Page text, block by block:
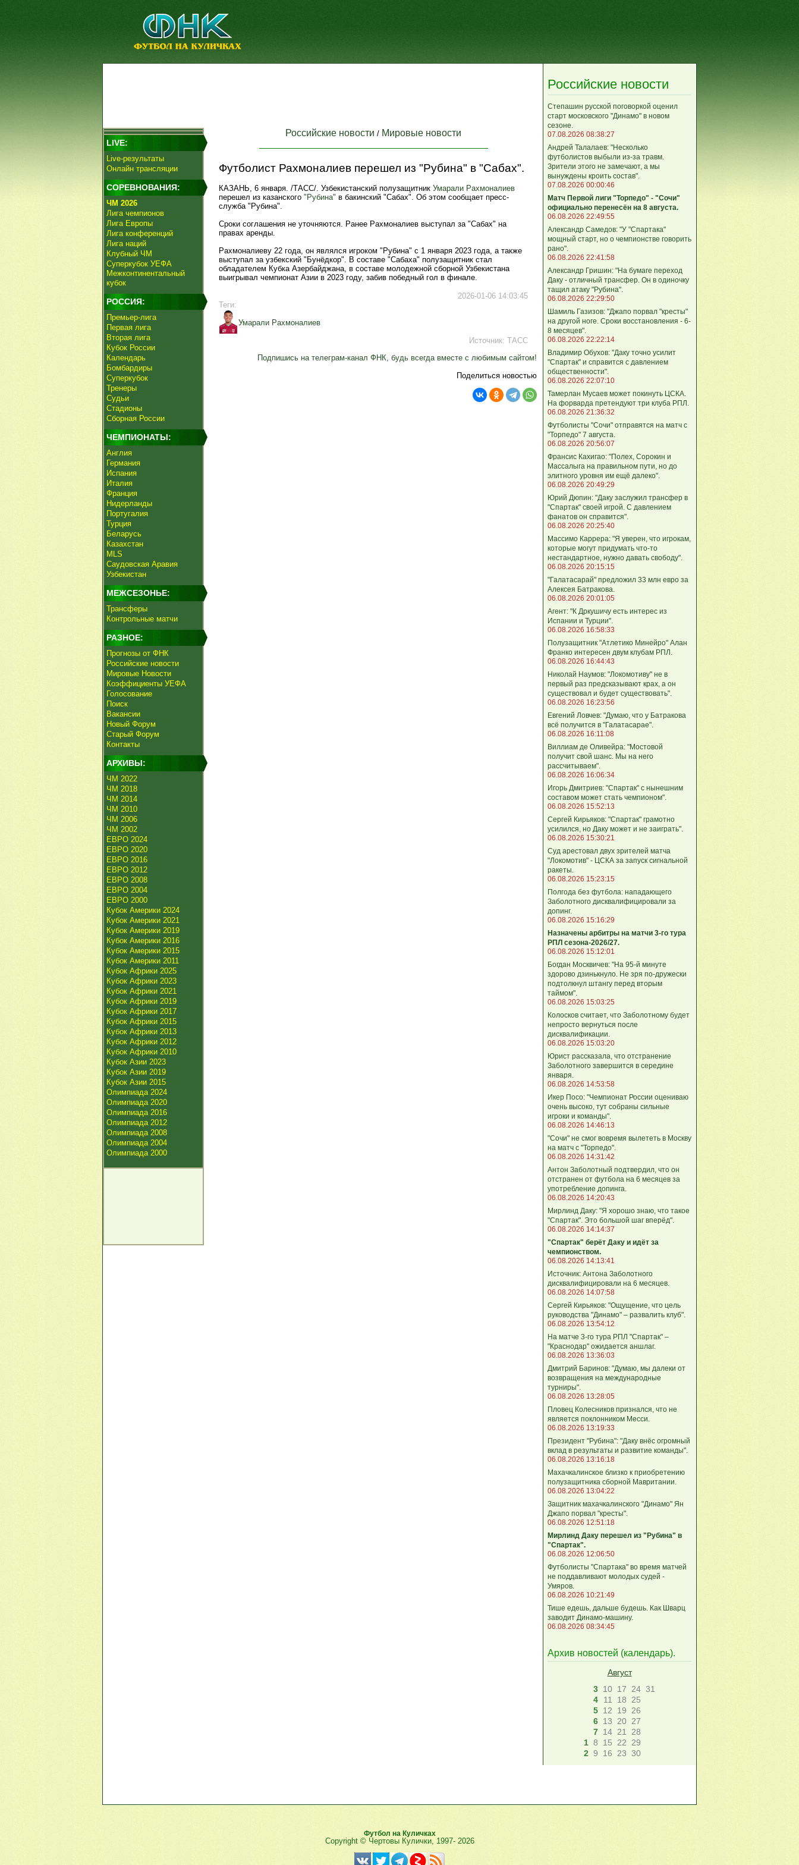
LIVE:
Live-результаты
Онлайн трансляции
СОРЕВНОВАНИЯ:
ЧМ 2026
Лига чемпионов
Лига Европы
Лига конференций
Лига наций
Клубный ЧМ
Суперкубок УЕФА
Межконтинентальный
кубок
РОССИЯ:
Премьер-лига
Первая лига
Вторая лига
Кубок России
Календарь
Бомбардиры
Суперкубок
Тренеры
Судьи
Стадионы
Сборная России
ЧЕМПИОНАТЫ:
Англия
Германия
Испания
Италия
Франция
Нидерланды
Португалия
Турция
Беларусь
Казахстан
MLS
Саудовская Аравия
Узбекистан
МЕЖСЕЗОНЬЕ:
Трансферы
Контрольные матчи
РАЗНОЕ:
Прогнозы от ФНК
Российские новости
Мировые Новости
Коэффициенты УЕФА
Голосование
Поиск
Вакансии
Новый Форум
Старый Форум
Контакты
АРХИВЫ:
ЧМ 2022
ЧМ 2018
ЧМ 2014
ЧМ 2010
ЧМ 2006
ЧМ 2002
ЕВРО 2024
ЕВРО 2020
ЕВРО 2016
ЕВРО 2012
ЕВРО 2008
ЕВРО 2004
ЕВРО 2000
Кубок Америки 2024
Кубок Америки 2021
Кубок Америки 2019
Кубок Америки 2016
Кубок Америки 2015
Кубок Америки 2011
Кубок Африки 2025
Кубок Африки 2023
Кубок Африки 2021
Кубок Африки 2019
Кубок Африки 2017
Кубок Африки 2015
Кубок Африки 2013
Кубок Африки 2012
Кубок Африки 2010
Кубок Азии 2023
Кубок Азии 2019
Кубок Азии 2015
Олимпиада 2024
Олимпиада 2020
Олимпиада 2016
Олимпиада 2012
Олимпиада 2008
Олимпиада 2004
Олимпиада 2000
Российские новости / Мировые новости
Футболист Рахмоналиев перешел из "Рубина" в "Сабах".
КАЗАНЬ, 6 января. /ТАСС/. Узбекистанский полузащитник Умарали Рахмоналиев
перешел из казанского "Рубина" в бакинский "Сабах". Об этом сообщает пресс-
служба "Рубина".
Сроки соглашения не уточняются. Ранее Рахмоналиев выступал за "Сабах" на
правах аренды.
Рахмоналиеву 22 года, он являлся игроком "Рубина" с 1 января 2023 года, а также
выступал за узбекский "Бунёдкор". В составе "Сабаха" полузащитник стал
обладателем Кубка Азербайджана, в составе молодежной сборной Узбекистана
выигрывал чемпионат Азии в 2023 году, забив победный гол в финале.
2026-01-06 14:03:45
Теги:
Умарали Рахмоналиев
Источник: ТАСС
Подпишись на телеграм-канал ФНК, будь всегда вместе с любимым сайтом!
Поделиться новостью
Российские новости
Степашин русской поговоркой оценил
старт московского "Динамо" в новом
сезоне.
07.08.2026 08:38:27
Андрей Талалаев: "Несколько
футболистов выбыли из-за травм.
Зрители этого не замечают, а мы
вынуждены кроить состав".
07.08.2026 00:00:46
Матч Первой лиги "Торпедо" - "Сочи"
официально перенесён на 8 августа.
06.08.2026 22:49:55
Александр Самедов: "У "Спартака"
мощный старт, но о чемпионстве говорить
рано".
06.08.2026 22:41:58
Александр Гришин: "На бумаге переход
Даку - отличный трансфер. Он в одиночку
тащил атаку "Рубина".
06.08.2026 22:29:50
Шамиль Газизов: "Джапо порвал "кресты"
на другой ноге. Сроки восстановления - 6-
8 месяцев".
06.08.2026 22:22:14
Владимир Обухов: "Даку точно усилит
"Спартак" и справится с давлением
общественности".
06.08.2026 22:07:10
Тамерлан Мусаев может покинуть ЦСКА.
На форварда претендуют три клуба РПЛ.
06.08.2026 21:36:32
Футболисты "Сочи" отправятся на матч с
"Торпедо" 7 августа.
06.08.2026 20:56:07
Франсис Кахигао: "Полех, Сорокин и
Массалыга на правильном пути, но до
элитного уровня им ещё далеко".
06.08.2026 20:49:29
Юрий Дюпин: "Даку заслужил трансфер в
"Спартак" своей игрой. С давлением
фанатов он справится".
06.08.2026 20:25:40
Массимо Каррера: "Я уверен, что игрокам,
которые могут придумать что-то
нестандартное, нужно давать свободу".
06.08.2026 20:15:15
"Галатасарай" предложил 33 млн евро за
Алексея Батракова.
06.08.2026 20:01:05
Агент: "К Дркушичу есть интерес из
Испании и Турции".
06.08.2026 16:58:33
Полузащитник "Атлетико Минейро" Алан
Франко интересен двум клубам РПЛ.
06.08.2026 16:44:43
Николай Наумов: "Локомотиву" не в
первый раз предсказывают крах, а он
существовал и будет существовать".
06.08.2026 16:23:56
Евгений Ловчев: "Думаю, что у Батракова
всё получится в "Галатасарае".
06.08.2026 16:11:08
Виллиам де Оливейра: "Мостовой
получит свой шанс. Мы на него
рассчитываем".
06.08.2026 16:06:34
Игорь Дмитриев: "Спартак" с нынешним
составом может стать чемпионом".
06.08.2026 15:52:13
Сергей Кирьяков: "Спартак" грамотно
усилился, но Даку может и не заиграть".
06.08.2026 15:30:21
Суд арестовал двух зрителей матча
"Локомотив" - ЦСКА за запуск сигнальной
ракеты.
06.08.2026 15:23:15
Полгода без футбола: нападающего
Заболотного дисквалифицировали за
допинг.
06.08.2026 15:16:29
Назначены арбитры на матчи 3-го тура
РПЛ сезона-2026/27.
06.08.2026 15:12:01
Богдан Москвичев: "На 95‑й минуте
здорово дзинькнуло. Не зря по‑дружески
подтолкнул штангу перед вторым
таймом".
06.08.2026 15:03:25
Колосков считает, что Заболотному будет
непросто вернуться после
дисквалификации.
06.08.2026 15:03:20
Юрист рассказала, что отстранение
Заболотного завершится в середине
января.
06.08.2026 14:53:58
Икер Посо: "Чемпионат России оцениваю
очень высоко, тут собраны сильные
игроки и команды".
06.08.2026 14:46:13
"Сочи" не смог вовремя вылететь в Москву
на матч с "Торпедо".
06.08.2026 14:31:42
Антон Заболотный подтвердил, что он
отстранен от футбола на 6 месяцев за
употребление допинга.
06.08.2026 14:20:43
Мирлинд Даку: "Я хорошо знаю, что такое
"Спартак". Это большой шаг вперёд".
06.08.2026 14:14:37
"Спартак" берёт Даку и идёт за
чемпионством.
06.08.2026 14:13:41
Источник: Антона Заболотного
дисквалифицировали на 6 месяцев.
06.08.2026 14:07:58
Сергей Кирьяков: "Ощущение, что цель
руководства "Динамо" – развалить клуб".
06.08.2026 13:54:12
На матче 3-го тура РПЛ "Спартак" –
"Краснодар" ожидается аншлаг.
06.08.2026 13:36:03
Дмитрий Баринов: "Думаю, мы далеки от
возвращения на международные
турниры".
06.08.2026 13:28:05
Пловец Колесников признался, что не
является поклонником Месси.
06.08.2026 13:19:33
Президент "Рубина": "Даку внёс огромный
вклад в результаты и развитие команды".
06.08.2026 13:16:18
Махачкалинское близко к приобретению
полузащитника сборной Мавритании.
06.08.2026 13:04:22
Защитник махачкалинского "Динамо" Ян
Джапо порвал "кресты".
06.08.2026 12:51:18
Мирлинд Даку перешел из "Рубина" в
"Спартак".
06.08.2026 12:06:50
Футболисты "Спартака" во время матчей
не поддавливают молодых судей -
Умяров.
06.08.2026 10:21:49
Тише едешь, дальше будешь. Как Шварц
заводит Динамо-машину.
06.08.2026 08:34:45
Архив новостей (календарь).
Август
3 10 17 24 31
4
11 18
25
5 12 19
26
6 13 20 27
7 14 21
28
1 8 15 22
29
2 9 16 23 30
Футбол на Куличках
Copyright © Чертовы Кулички, 1997- 2026